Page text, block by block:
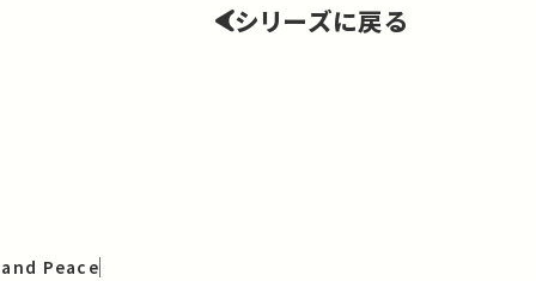
シリーズに戻る
Peace